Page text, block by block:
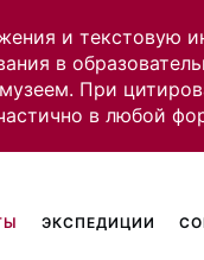
и текстовую
в
При
в любой
ЭКСПЕДИЦИИ